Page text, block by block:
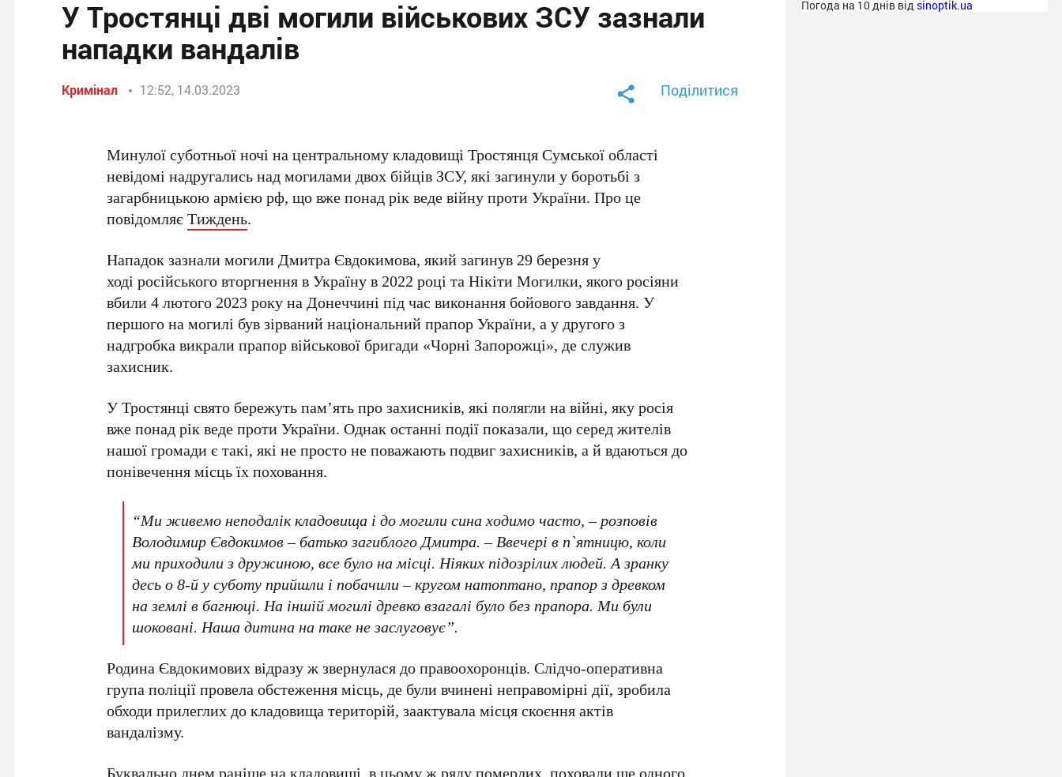
У Тростянці дві могили військових ЗСУ зазнали
нападки вандалів
Кримінал 12:52, 14.03.2023 Поділитися
Минулої суботньої ночі на центральному кладовищі Тростянця Сумської області
невідомі надругались над могилами двох бійців ЗСУ, які загинули у боротьбі з
загарбницькою армією рф, що вже понад рік веде війну проти України. Про це
повідомляєТиждень.
Нападок зазнали могили Дмитра Євдокимова, який загинув 29 березня у
ході російського вторгнення в Україну в 2022 році та Нікіти Могилки, якого росіяни
вбили 4 лютого 2023 року на Донеччині під час виконання бойового завдання. У
першого на могилі був зірваний національний прапор України, а у другого з
надгробка викрали прапор військової бригади «Чорні Запорожці», де служив
захисник.
У Тростянці свято бережуть пам’ять про захисників, які полягли на війні, яку росія
вже понад рік веде проти України. Однак останні події показали, що серед жителів
нашої громади є такі, які не просто не поважають подвиг захисників, а й вдаються до
понівечення місць їх поховання.
“Ми живемо неподалік кладовища і до могили сина ходимо часто, – розповів
Володимир Євдокимов – батько загиблого Дмитра. – Ввечері в п`ятницю, коли
ми приходили з дружиною, все було на місці. Ніяких підозрілих людей. А зранку
десь о 8-й у суботу прийшли і побачили – кругом натоптано, прапор з древком
на землі в багнюці. На іншій могилі древко взагалі було без прапора. Ми були
шоковані. Наша дитина на таке не заслуговує”.
Родина Євдокимових відразу ж звернулася до правоохоронців. Слідчо-оперативна
група поліції провела обстеження місць, де були вчинені неправомірні дії, зробила
обходи прилеглих до кладовища територій, заактувала місця скоєння актів
вандалізму.
Буквально днем раніше на кладовищі, в цьому ж ряду померлих, поховали ще одного
Погода на 10 днів від sinoptik.ua